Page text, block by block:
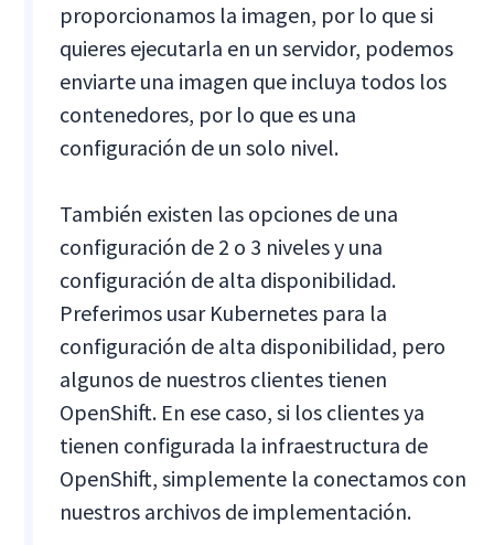
proporcionamos la imagen, por lo que si
quieres ejecutarla en un servidor, podemos
enviarte una imagen que incluya todos los
contenedores, por lo que es una
configuración de un solo nivel.
También existen las opciones de una
configuración de 2 o 3 niveles y una
configuración de alta disponibilidad.
Preferimos usar Kubernetes para la
configuración de alta disponibilidad, pero
algunos de nuestros clientes tienen
OpenShift. En ese caso, si los clientes ya
tienen configurada la infraestructura de
OpenShift, simplemente la conectamos con
nuestros archivos de implementación.